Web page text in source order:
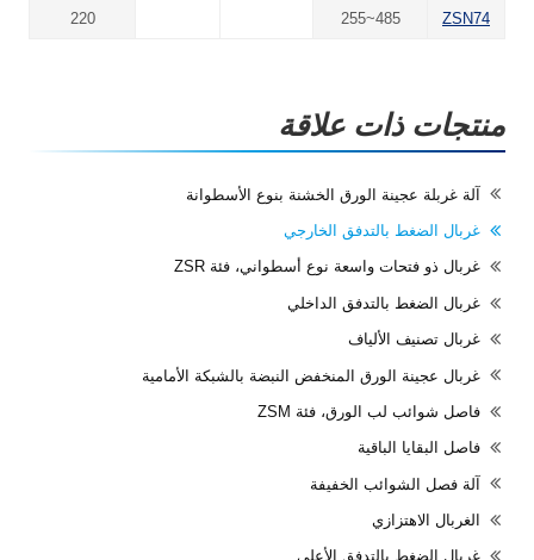
ZSN74
255~485
220
منتجات ذات علاقة
آلة غربلة عجينة الورق الخشنة بنوع الأسطوانة
غربال الضغط بالتدفق الخارجي
غربال ذو فتحات واسعة نوع أسطواني، فئة ZSR
غربال الضغط بالتدفق الداخلي
غربال تصنيف الألياف
غربال عجينة الورق المنخفض النبضة بالشبكة الأمامية
فاصل شوائب لب الورق، فئة ZSM
فاصل البقايا الباقية
آلة فصل الشوائب الخفيفة
الغربال الاهتزازي
غربال الضغط بالتدفق الأعلى